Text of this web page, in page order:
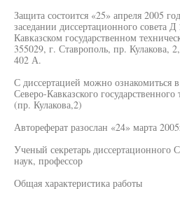
Защита состоится «25» апреля 2005
заседании диссертационного совета
Кавказском государственном
355029, г. Ставрополь, пр. Кулакова,
402 А.
С диссертацией можно ознакомиться
Северо-Кавказского
(пр. Кулакова,2)
Автореферат разослан «24» марта
Ученый секретарь диссертационного
наук, профессор
Общая характеристика работы